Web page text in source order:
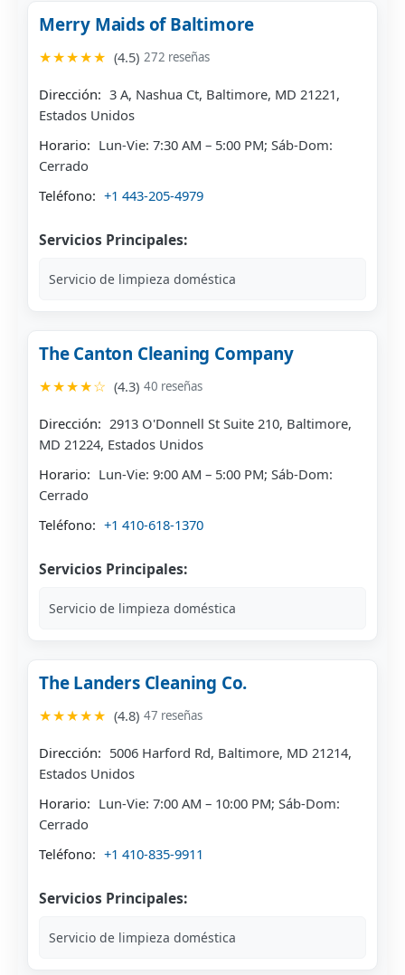
Merry Maids of Baltimore
★★★★★ (4.5) 272 reseñas
Dirección: 3 A, Nashua Ct, Baltimore, MD 21221,
Estados Unidos
Horario: Lun-Vie: 7:30 AM – 5:00 PM; Sáb-Dom:
Cerrado
Teléfono: +1 443-205-4979
Servicios Principales:
Servicio de limpieza doméstica
The Canton Cleaning Company
★★★★☆ (4.3) 40 reseñas
Dirección: 2913 O'Donnell St Suite 210, Baltimore,
MD 21224, Estados Unidos
Horario: Lun-Vie: 9:00 AM – 5:00 PM; Sáb-Dom:
Cerrado
Teléfono: +1 410-618-1370
Servicios Principales:
Servicio de limpieza doméstica
The Landers Cleaning Co.
★★★★★ (4.8) 47 reseñas
Dirección: 5006 Harford Rd, Baltimore, MD 21214,
Estados Unidos
Horario: Lun-Vie: 7:00 AM – 10:00 PM; Sáb-Dom:
Cerrado
Teléfono: +1 410-835-9911
Servicios Principales:
Servicio de limpieza doméstica